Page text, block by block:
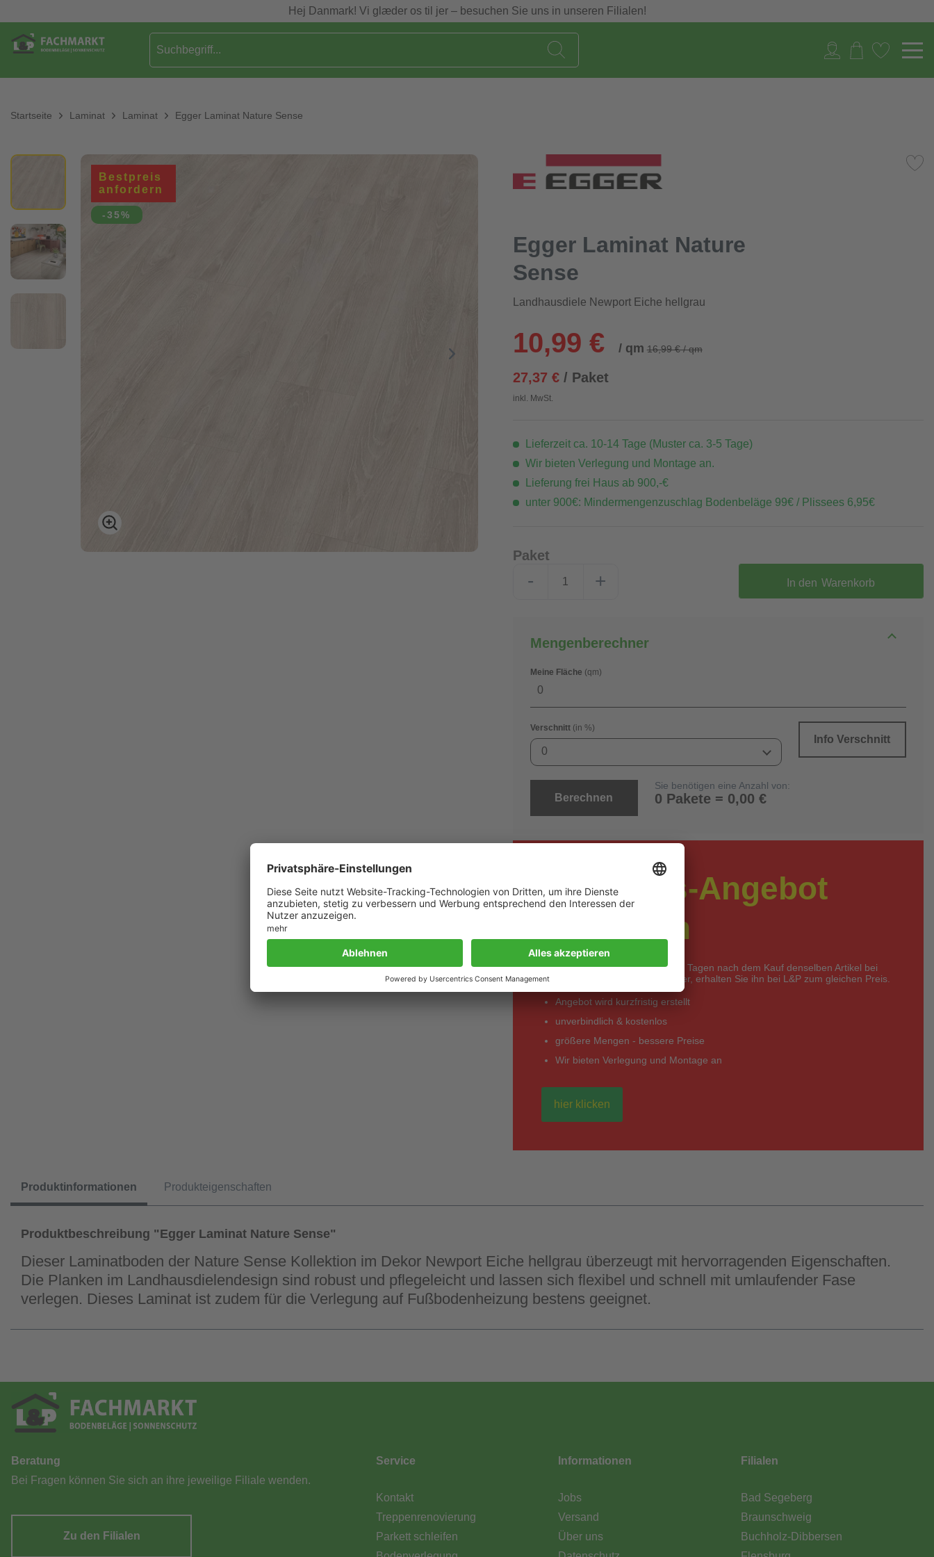
Hej Danmark! Vi glæder os til jer – besuchen Sie uns in unseren Filialen!
Startseite Laminat Laminat Egger Laminat Nature Sense
Bestpreis
anfordern
-35%
Egger Laminat Nature
Sense
Landhausdiele Newport Eiche hellgrau
10,99 € / qm 16,99 € / qm
27,37 €/ Paket
inkl. MwSt.
Lieferzeit ca. 10-14 Tage (Muster ca. 3-5 Tage)
Wir bieten Verlegung und Montage an.
Lieferung frei Haus ab 900,-€
unter 900€: Mindermengenzuschlag Bodenbeläge 99€ / Plissees 6,95€
Paket
- + In den Warenkorb
Mengenberechner
Meine Fläche (qm)
Verschnitt (in %)
0
Info Verschnitt
Berechnen
Sie benötigen eine Anzahl von:
0 Pakete = 0,00 €
Bestpreis-Angebot
anfordern
*Entdecken Sie innerhalb von 14 Tagen nach dem Kauf denselben Artikel bei
einem anderen Anbieter günstiger, erhalten Sie ihn bei L&P zum gleichen Preis.
Angebot wird kurzfristig erstellt
unverbindlich & kostenlos
größere Mengen - bessere Preise
Wir bieten Verlegung und Montage an
hier klicken
Produktinformationen Produkteigenschaften
Produktbeschreibung "Egger Laminat Nature Sense"
Dieser Laminatboden der Nature Sense Kollektion im Dekor Newport Eiche hellgrau überzeugt mit hervorragenden Eigenschaften.
Die Planken im Landhausdielendesign sind robust und pflegeleicht und lassen sich flexibel und schnell mit umlaufender Fase
verlegen. Dieses Laminat ist zudem für die Verlegung auf Fußbodenheizung bestens geeignet.
Beratung
Bei Fragen können Sie sich an ihre jeweilige Filiale wenden.
Zu den Filialen
Service
Kontakt
Treppenrenovierung
Parkett schleifen
Informationen
Jobs
Versand
Über uns
Filialen
Bad Segeberg
Braunschweig
Buchholz-Dibbersen